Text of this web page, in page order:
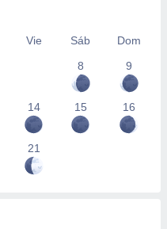
Vie Sáb
Dom
8
9
14 15 16
21